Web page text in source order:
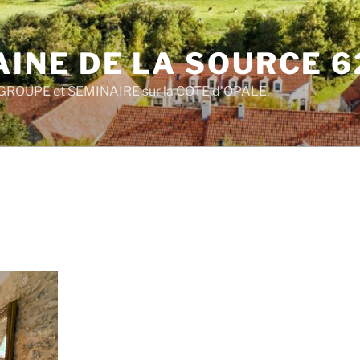
DE LA SOURCE
et SEMINAIRE sur la COTE d'OPALE.